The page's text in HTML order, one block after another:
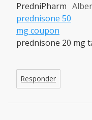
PredniPharm
prednisone 50
mg coupon
prednisone 20 mg
Responder